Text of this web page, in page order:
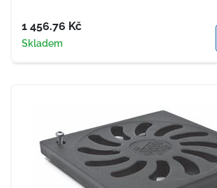
Cena
1 456.76 Kč
Dostupnost
Skladem